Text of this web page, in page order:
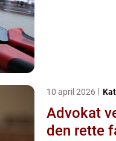
10 april 2026
Advokat vejle sådan
den rette